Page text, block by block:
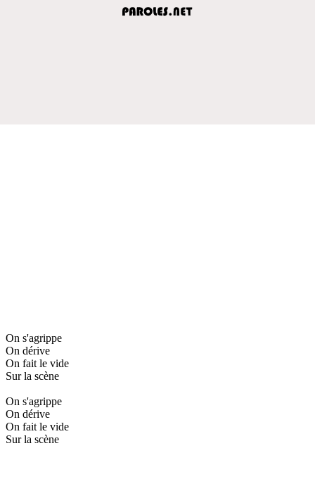
On s'agrippe
On dérive
On fait le vide
Sur la scène
On s'agrippe
On dérive
On fait le vide
Sur la scène